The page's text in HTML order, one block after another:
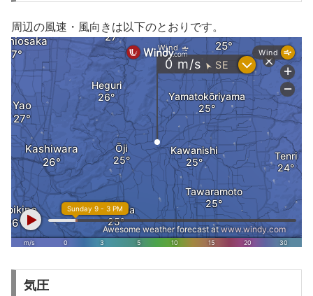
周辺の風速・風向きは以下のとおりです。
気圧